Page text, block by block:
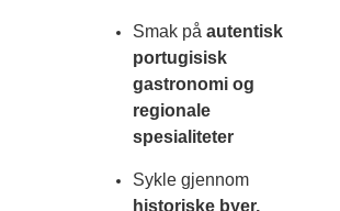
Smak på autentisk
portugisisk
gastronomi og
regionale
spesialiteter
Sykle gjennom
historiske byer,